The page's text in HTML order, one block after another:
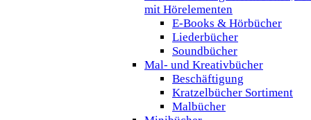
mit Hörelementen
E-Books & Hörbücher
Liederbücher
Soundbücher
Mal- und Kreativbücher
Beschäftigung
Kratzelbücher Sortiment
Malbücher